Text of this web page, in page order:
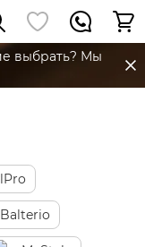
выбрать? Мы